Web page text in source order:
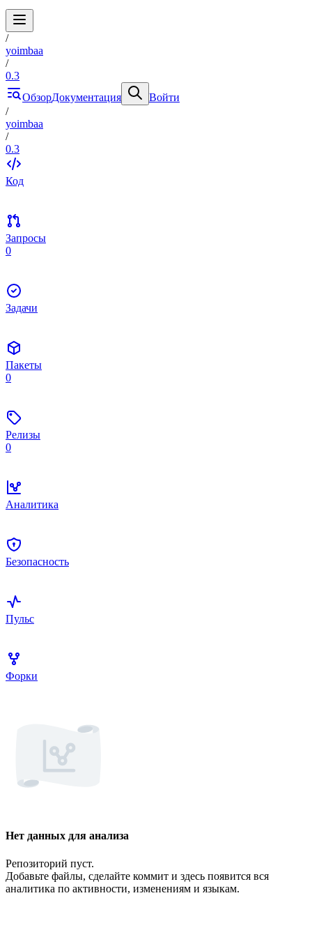
/
yoimbaa
/
0.3
ОбзорДокументация
Войти
/
yoimbaa
/
0.3
Код
Запросы
0
Задачи
Пакеты
0
Релизы
0
Аналитика
Безопасность
Пульс
Форки
Нет данных для анализа
Репозиторий пуст.
Добавьте файлы, сделайте коммит и здесь появится вся
аналитика по активности, изменениям и языкам.